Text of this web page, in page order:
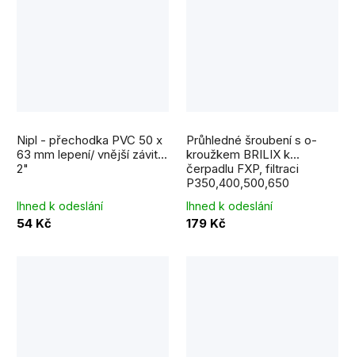
Nipl - přechodka PVC 50 x
63 mm lepení/ vnější závit
2"
Ihned k odeslání
54 Kč
Průhledné šroubení s o-
kroužkem BRILIX k
čerpadlu FXP, filtraci
P350,400,500,650
Ihned k odeslání
179 Kč